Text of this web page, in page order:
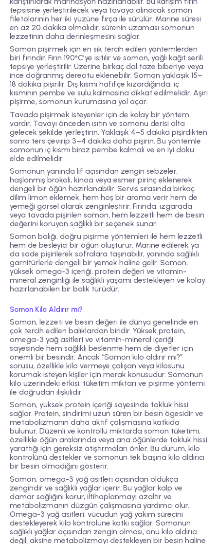
tepsisine yerleştirilecek veya tavaya alınacak somon
filetolarının her iki yüzüne fırça ile sürülür. Marine süresi
en az 20 dakika olmalıdır, sürenin uzaması somonun
lezzetinin daha derinleşmesini sağlar.
Somon pişirmek için en sık tercih edilen yöntemlerden
biri fırındır. Fırın 190°C’ye ısıtılır ve somon, yağlı kağıt serili
tepsiye yerleştirilir. Üzerine birkaç dal taze biberiye veya
ince doğranmış dereotu eklenebilir. Somon yaklaşık 15–
18 dakika pişirilir. Dış kısmı hafifçe kızardığında, iç
kısmının pembe ve sulu kalmasına dikkat edilmelidir. Aşırı
pişirme, somonun kurumasına yol açar.
Tavada pişirmek isteyenler için de kolay bir yöntem
vardır. Tavayı önceden ısıtın ve somonu derisi alta
gelecek şekilde yerleştirin. Yaklaşık 4–5 dakika pişirdikten
sonra ters çevirip 3–4 dakika daha pişirin. Bu yöntemle
somonun iç kısmı biraz pembe kalmalı ve en iyi doku
elde edilmelidir.
Somonun yanında lif açısından zengin sebzeler,
haşlanmış brokoli, kinoa veya esmer pirinç eklenerek
dengeli bir öğün hazırlanabilir. Servis sırasında birkaç
dilim limon eklemek, hem hoş bir aroma verir hem de
yemeği görsel olarak zenginleştirir. Fırında, ızgarada
veya tavada pişirilen somon, hem lezzetli hem de besin
değerini koruyan sağlıklı bir seçenek sunar.
Somon balığı, doğru pişirme yöntemleri ile hem lezzetli
hem de besleyici bir öğün oluşturur. Marine edilerek ya
da sade pişirilerek sofralara taşınabilir, yanında sağlıklı
garnitürlerle dengeli bir yemek haline gelir. Somon,
yüksek omega-3 içeriği, protein değeri ve vitamin-
mineral zenginliği ile sağlıklı yaşamı destekleyen ve kolay
hazırlanabilen bir balık türüdür.
Somon Kilo Aldırır mı?
Somon, lezzeti ve besin değeri ile dünya genelinde en
çok tercih edilen balıklardan biridir. Yüksek protein,
omega-3 yağ asitleri ve vitamin-mineral içeriği
sayesinde hem sağlıklı beslenme hem de diyetler için
önemli bir besindir. Ancak “Somon kilo aldırır mı?”
sorusu, özellikle kilo vermeye çalışan veya kilosunu
korumak isteyen kişiler için merak konusudur. Somonun
kilo üzerindeki etkisi, tüketim miktarı ve pişirme yöntemi
ile doğrudan ilişkilidir.
Somon, yüksek protein içeriği sayesinde tokluk hissi
sağlar. Protein, sindirimi uzun süren bir besin ögesidir ve
metabolizmanın daha aktif çalışmasına katkıda
bulunur. Düzenli ve kontrollü miktarda somon tüketimi,
özellikle öğün aralarında veya ana öğünlerde tokluk hissi
yarattığı için gereksiz atıştırmaları önler. Bu durum, kilo
kontrolünü destekler ve somonun tek başına kilo aldırıcı
bir besin olmadığını gösterir.
Somon, omega-3 yağ asitleri açısından oldukça
zengindir ve sağlıklı yağlar içerir. Bu yağlar kalp ve
damar sağlığını korur, iltihaplanmayı azaltır ve
metabolizmanın düzgün çalışmasına yardımcı olur.
Omega-3 yağ asitleri, vücudun yağ yakım sürecini
destekleyerek kilo kontrolüne katkı sağlar. Somonun
sağlıklı yağlar açısından zengin olması, onu kilo aldırıcı
değil, aksine metabolizmayı destekleyen bir besin haline